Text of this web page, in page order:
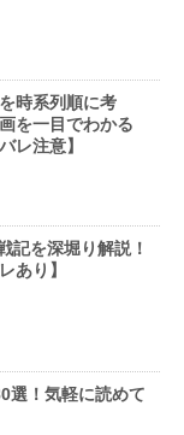
時系列順に考
を一目でわかる
レ注意】
記を深堀り解説！
あり】
選！気軽に読めて